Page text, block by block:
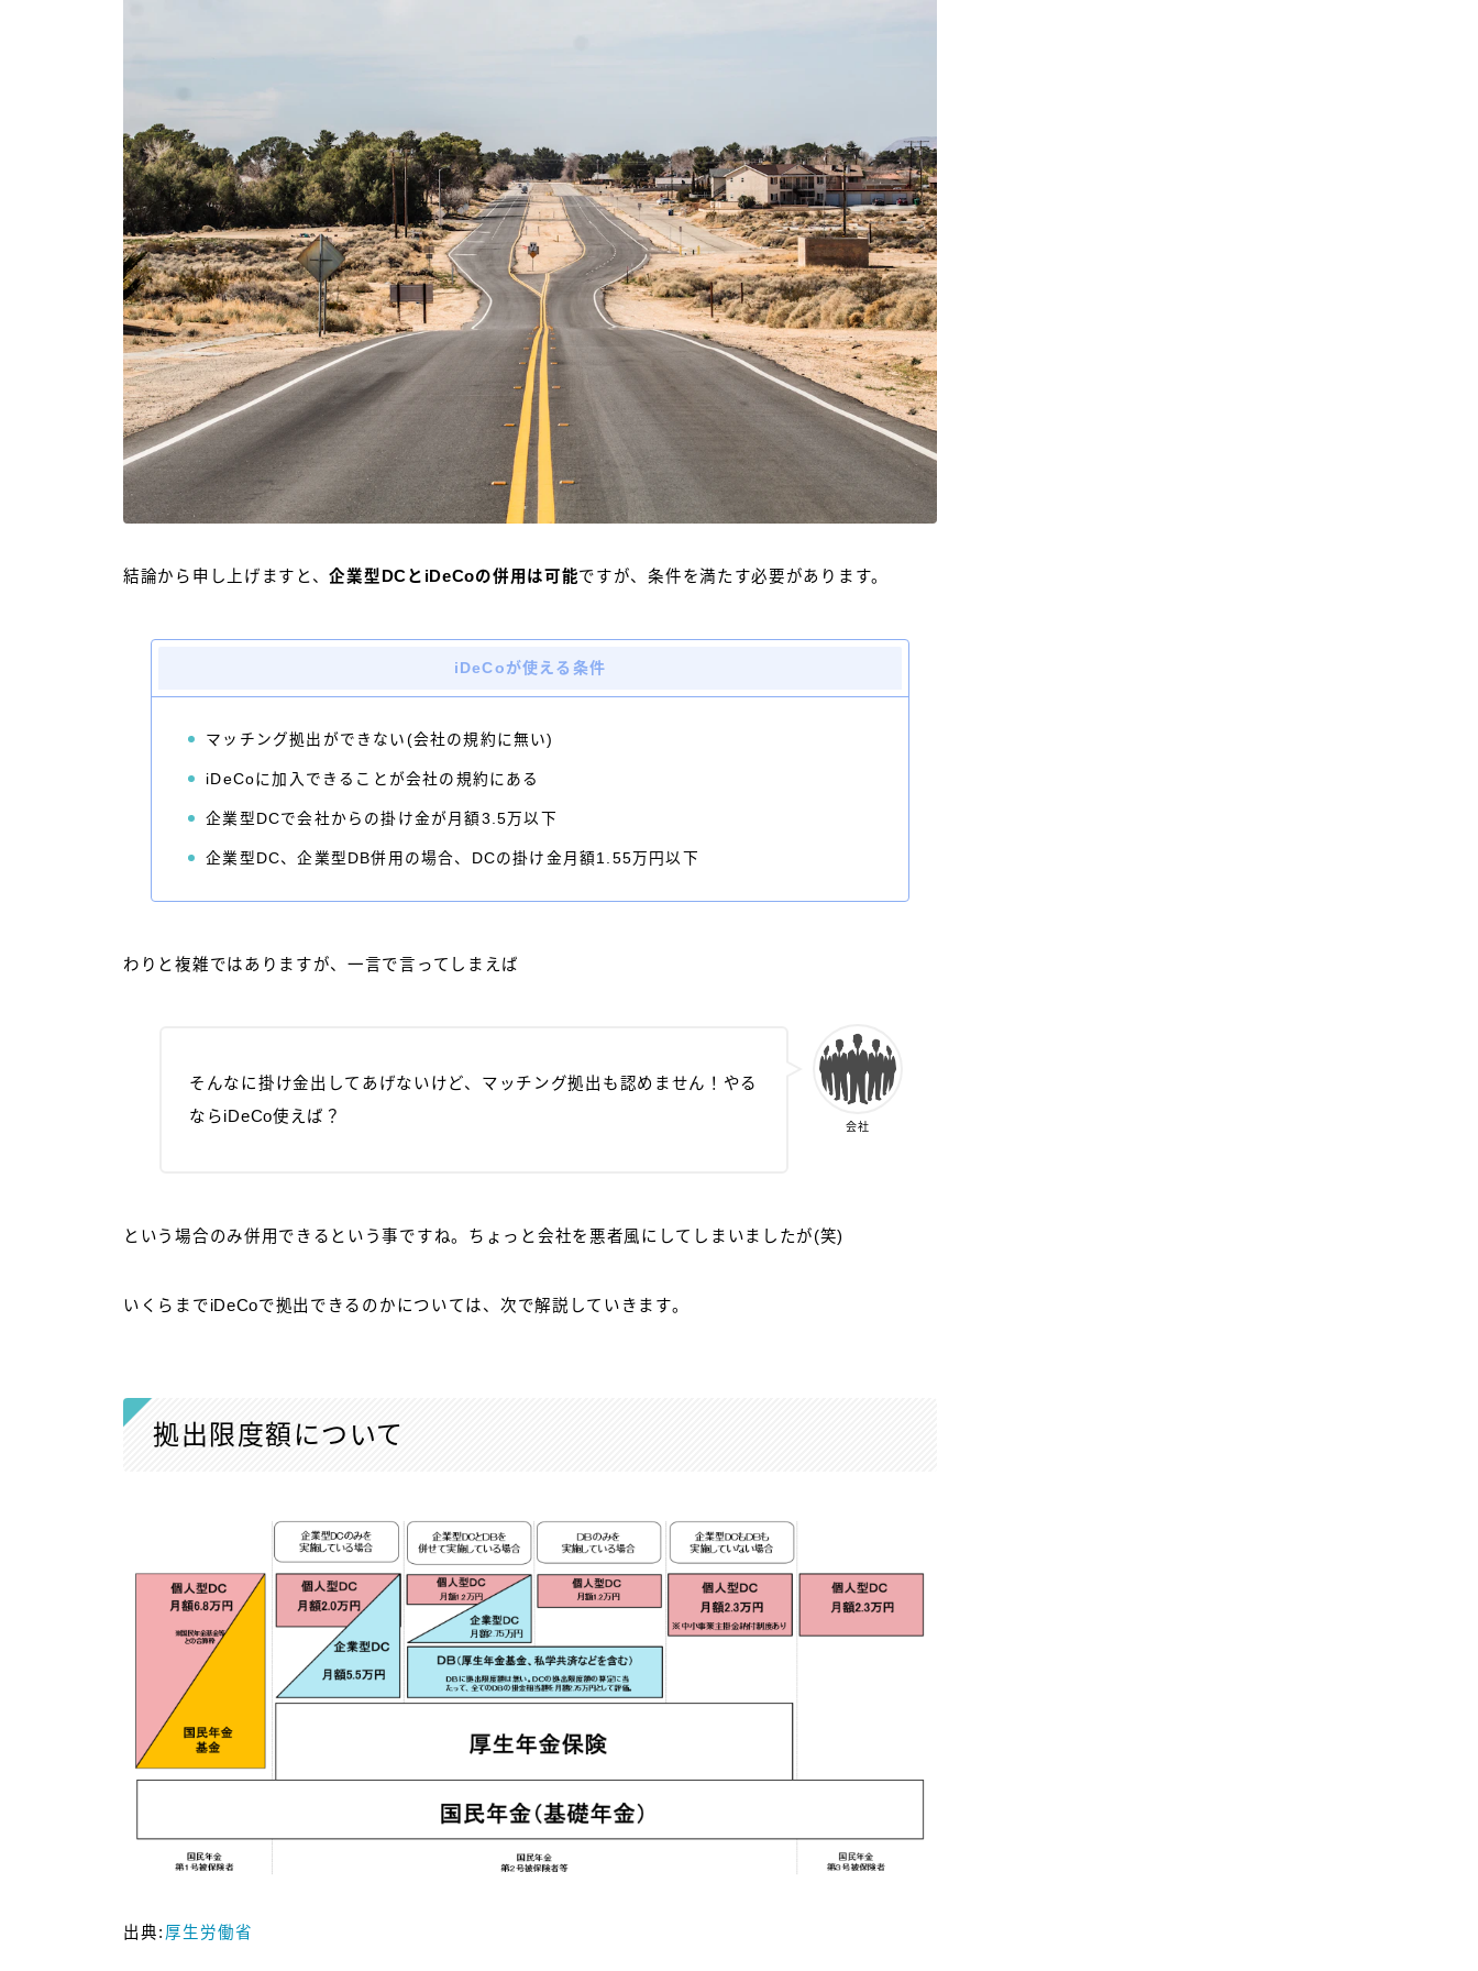
結論から申し上げますと、企業型DCとiDeCoの併用は可能ですが、条件を満たす必要があります。
iDeCoが使える条件
マッチング拠出ができない(会社の規約に無い)
iDeCoに加入できることが会社の規約にある
企業型DCで会社からの掛け金が月額3.5万以下
企業型DC、企業型DB併用の場合、DCの掛け金月額1.55万円以下
わりと複雑ではありますが、一言で言ってしまえば
会社
そんなに掛け金出してあげないけど、マッチング拠出も認めません！やる
ならiDeCo使えば？
という場合のみ併用できるという事ですね。ちょっと会社を悪者風にしてしまいましたが(笑)
いくらまでiDeCoで拠出できるのかについては、次で解説していきます。
拠出限度額について
出典: 厚生労働省